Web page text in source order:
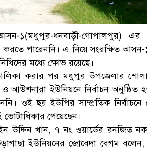
আসন-১(মধুপুর-ধনবাড়ী-গোপালপুর) এর
করতে পারেননি। এ নিয়ে সংরক্ষিত
মধ্যে ক্ষোভ রয়েছে।
করার পর মধুপুর উপজেলার
আউশনারা ইউনিয়নে নির্বাচন অনুষ্ঠিত
ওই ছয় ইউপির সাম্প্রতিক নির্বাচনে
ভোটাধিকার পেয়েছেন।
উদ্দিন খান, ৭ নং ওয়ার্ডের রনজিত
ইউনিয়নের জোবেদা বেগম বলেন,